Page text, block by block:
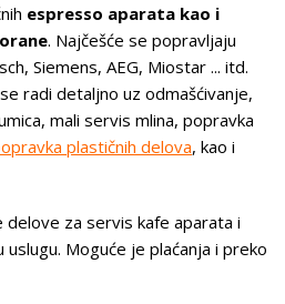
espresso aparata kao i
. Najčešće se popravljaju
Siemens, AEG, Miostar ... itd.
radi detaljno uz odmašćivanje,
mali servis mlina, popravka
plastičnih delova, kao i
za servis kafe aparata i
uslugu. Moguće je plaćanja i preko